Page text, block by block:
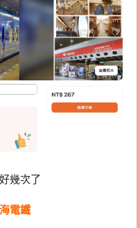
幾次了
電鐵